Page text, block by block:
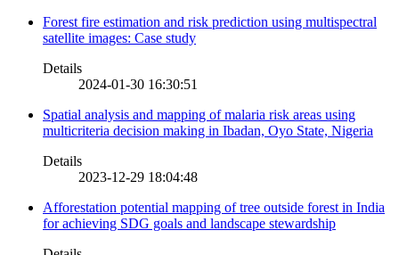
Forest fire estimation and risk prediction using multispectral
satellite images: Case study
Details
2024-01-30 16:30:51
Spatial analysis and mapping of malaria risk areas using
multicriteria decision making in Ibadan, Oyo State, Nigeria
Details
2023-12-29 18:04:48
Afforestation potential mapping of tree outside forest in India
for achieving SDG goals and landscape stewardship